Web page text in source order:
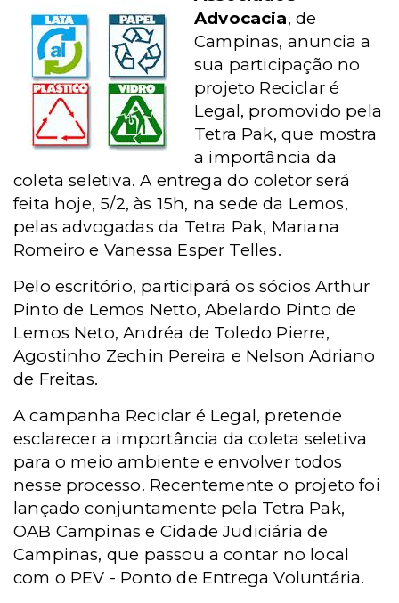
Advocacia, de
Campinas, anuncia a
sua participação no
projeto Reciclar é
Legal, promovido pela
Tetra Pak, que mostra
a importância da
coleta seletiva. A entrega do coletor será
feita hoje, 5/2, às 15h, na sede da Lemos,
pelas advogadas da Tetra Pak, Mariana
Romeiro e Vanessa Esper Telles.
Pelo escritório, participará os sócios Arthur
Pinto de Lemos Netto, Abelardo Pinto de
Lemos Neto, Andréa de Toledo Pierre,
Agostinho Zechin Pereira e Nelson Adriano
de Freitas.
A campanha Reciclar é Legal, pretende
esclarecer a importância da coleta seletiva
para o meio ambiente e envolver todos
nesse processo. Recentemente o projeto foi
lançado conjuntamente pela Tetra Pak,
OAB Campinas e Cidade Judiciária de
Campinas, que passou a contar no local
com o PEV - Ponto de Entrega Voluntária.